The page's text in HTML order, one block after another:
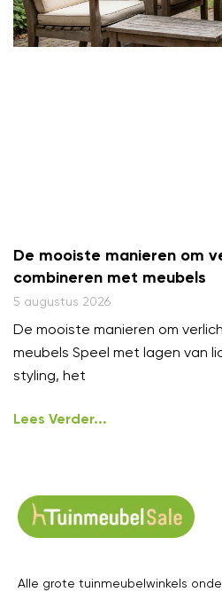
De mooiste manieren om
combineren met meubels
5 augustus 2026
De mooiste manieren om
meubels Speel met lagen van
styling, het
Lees Verder...
Alle grote tuinmeubelwinkels